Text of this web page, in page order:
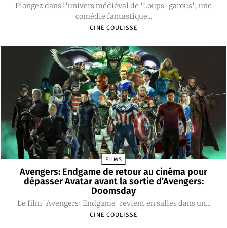
Plongez dans l'univers médiéval de 'Loups-garous', une
comédie fantastique...
CINE COULISSE
FILMS
Avengers: Endgame de retour au cinéma pour
dépasser Avatar avant la sortie d’Avengers:
Doomsday
Le film 'Avengers: Endgame' revient en salles dans un...
CINE COULISSE